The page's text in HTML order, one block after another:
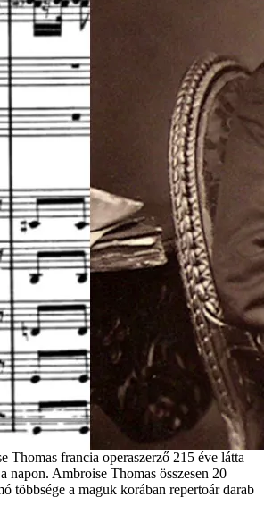
Thomas francia operaszerző 215 éve látta
napon. Ambroise Thomas összesen 20
többsége a maguk korában repertoár darab